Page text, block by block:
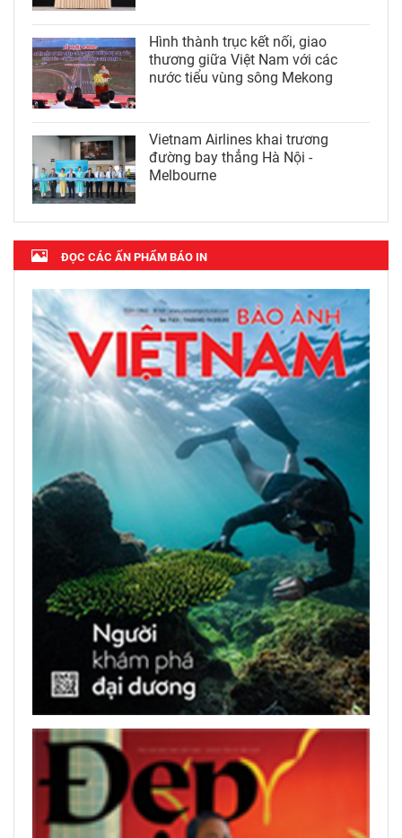
Hình thành trục kết nối, giao
thương giữa Việt Nam với các
nước tiểu vùng sông Mekong
Vietnam Airlines khai trương
đường bay thẳng Hà Nội -
Melbourne
ĐỌC CÁC ẤN PHẨM BÁO IN